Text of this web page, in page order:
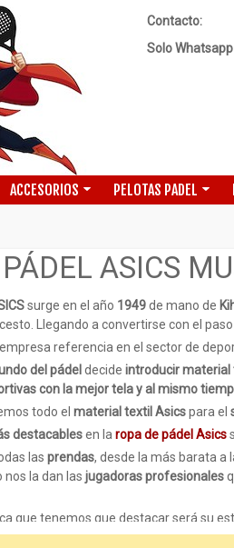
Contacto:
Solo
ACCESORIOS PELOTAS PADEL
DE
surge en el año 1949de mano de
Llegando a convertirse con el
referencia en el sector de
del pádel decide introducirmaterial
con la mejor tela y al mismo
todo el material textil Asicspara el
destacablesen la ropa de pádel Asics
las prendas, desde la más barata a
la dan las jugadoras profesionales
tenemos que destacar será su
bien el sudor. Cuando